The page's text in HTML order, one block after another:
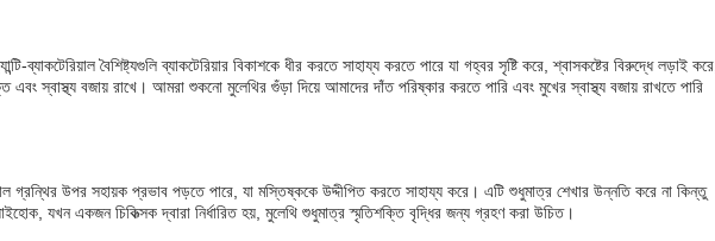
ব্যাকটেরিয়াল বৈশিষ্ট্যগুলি ব্যাকটেরিয়ার বিকাশকে ধীর করতে সাহায্য করতে পারে যা গহ্বর সৃষ্টি করে, শ্বাসকষ্টের বিরুদ্ধে লড়াই করে,
স্বাস্থ্য বজায় রাখে। আমরা শুকনো মুলেথির গুঁড়া দিয়ে আমাদের দাঁত পরিষ্কার করতে পারি এবং মুখের স্বাস্থ্য বজায় রাখতে পারি
গ্রন্থির উপর সহায়ক প্রভাব পড়তে পারে, যা মস্তিষ্ককে উদ্দীপিত করতে সাহায্য করে। এটি শুধুমাত্র শেখার উন্নতি করে না কিন্তু
যখন একজন চিকিত্সক দ্বারা নির্ধারিত হয়, মুলেথি শুধুমাত্র স্মৃতিশক্তি বৃদ্ধির জন্য গ্রহণ করা উচিত।